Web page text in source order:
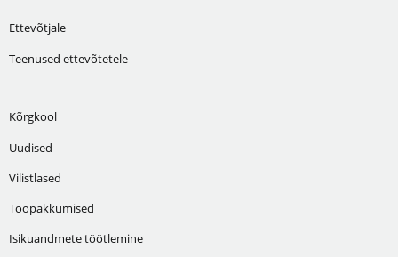
Ettevõtjale
Teenused ettevõtetele
Kõrgkool
Uudised
Vilistlased
Tööpakkumised
Isikuandmete töötlemine